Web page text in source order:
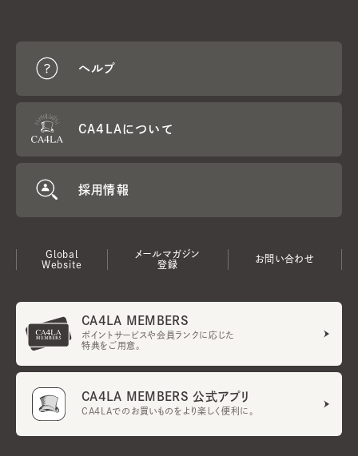
ヘルプ
CA4LAについて
採用情報
Global
Website
メールマガジン
登録
お問い合わせ
CA4LA MEMBERS
ポイントサービスや会員ランクに応じた
特典をご用意。
CA4LA MEMBERS 公式アプリ
CA4LAでのお買いものをより楽しく便利に。